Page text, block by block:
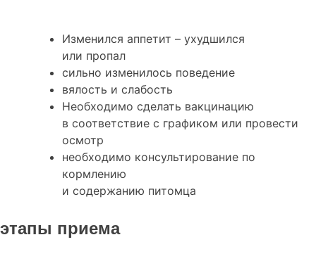
Изменился аппетит – ухудшился
или пропал
сильно изменилось поведение
вялость и слабость
Необходимо сделать вакцинацию
в соответствие с графиком или провести
осмотр
необходимо консультирование по
кормлению
и содержанию питомца
этапы приема